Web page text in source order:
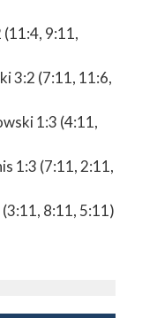
(11:4, 9:11,
3:2 (7:11, 11:6,
1:3 (4:11,
1:3 (7:11, 2:11,
(3:11, 8:11, 5:11)